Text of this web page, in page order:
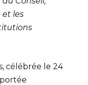
et les
célébrée le 24